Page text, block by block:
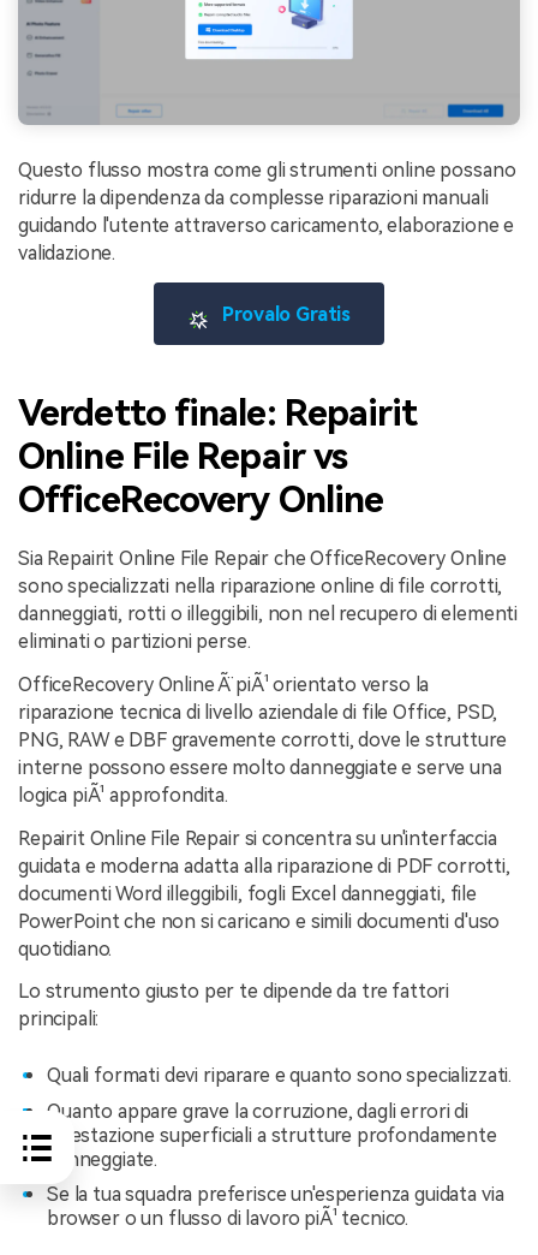
Questo flusso mostra come gli strumenti online possano
ridurre la dipendenza da complesse riparazioni manuali
guidando l'utente attraverso caricamento, elaborazione e
validazione.
Provalo Gratis
Verdetto finale: Repairit
Online File Repair vs
OfficeRecovery Online
Sia Repairit Online File Repair che OfficeRecovery Online
sono specializzati nella riparazione online di file corrotti,
danneggiati, rotti o illeggibili, non nel recupero di elementi
eliminati o partizioni perse.
OfficeRecovery Online Ã¨ piÃ¹ orientato verso la
riparazione tecnica di livello aziendale di file Office, PSD,
PNG, RAW e DBF gravemente corrotti, dove le strutture
interne possono essere molto danneggiate e serve una
logica piÃ¹ approfondita.
Repairit Online File Repair si concentra su un'interfaccia
guidata e moderna adatta alla riparazione di PDF corrotti,
documenti Word illeggibili, fogli Excel danneggiati, file
PowerPoint che non si caricano e simili documenti d'uso
quotidiano.
Lo strumento giusto per te dipende da tre fattori
principali:
Quali formati devi riparare e quanto sono specializzati.
Quanto appare grave la corruzione, dagli errori di
intestazione superficiali a strutture profondamente
danneggiate.
Se la tua squadra preferisce un'esperienza guidata via
browser o un flusso di lavoro piÃ¹ tecnico.